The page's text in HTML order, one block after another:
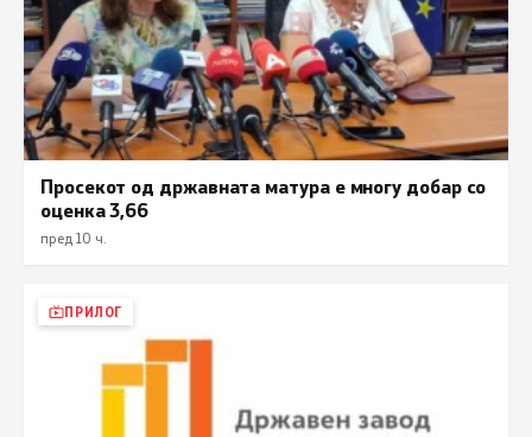
Просекот од државната матура е многу добар со
оценка 3,66
пред 10 ч.
ПРИЛОГ